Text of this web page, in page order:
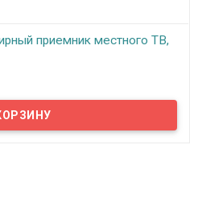
приемник местного ТВ,
эфирный приемник
приставка принимает
с обычных дециметровых